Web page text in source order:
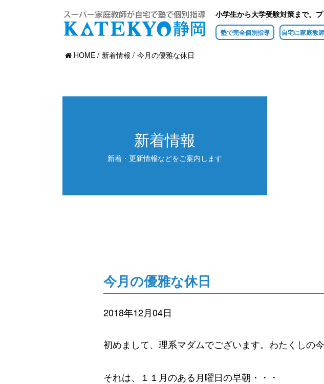
小学生から大学受験対策まで。
塾で完全個別指導 自宅に家庭教
HOME 新着情報 今月の優雅な休日
新着情報
新着・更新情報などをご案内します
今月の優雅な休日
2018年12月04日
初めまして、理系マダムでございます。わたくしの
それは、１１月のある月曜日の早朝・・・